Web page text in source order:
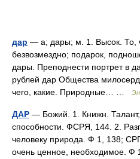
дар — а; дары; м. 1. Высок. То,
безвозмездно; подарок,
дары. Преподнести портрет в
рублей дар Общества
чего, какие. Природные… …
ДАР — Божий. 1. Книжн.
способности. ФСРЯ, 144. 2.
человеку природа. Ф 1, 138;
очень ценное, необходимое. Ф